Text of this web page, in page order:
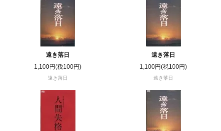
遠き落日
1,100円(税100円)
遠き落日
遠き落日
1,100円(税100円)
遠き落日